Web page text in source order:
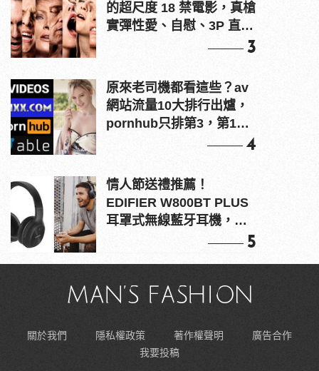
的超尺度 18 禁電影，真槍
實彈性愛、自慰、3P 直接
3
原來老司機都看這些？av
網站流量10大排行出爐，
pornhub只排第3，第1名
4
情人節送禮推薦！
EDIFIER W800BT PLUS
耳罩式無線藍牙耳機，在
5
關於我們 隱私權政策 著作權聲明
廣告合作
我要投稿